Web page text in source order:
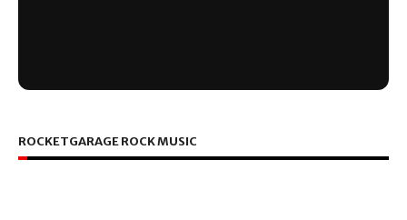
ROCKETGARAGE ROCK MUSIC